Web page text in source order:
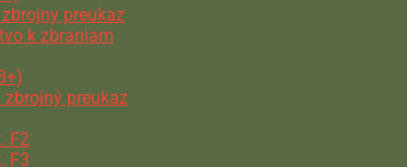
preukaz
k zbraniam
zbrojný preukaz
F2
F3